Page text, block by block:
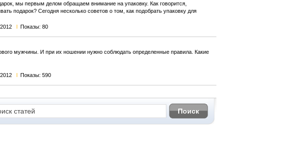
мы первым делом обращаем внимание на упаковку. Как говорится,
подарок? Сегодня несколько советов о том, как подобрать упаковку для
l Показы: 80
мужчины. И при их ношении нужно соблюдать определенные правила. Какие
l Показы: 590